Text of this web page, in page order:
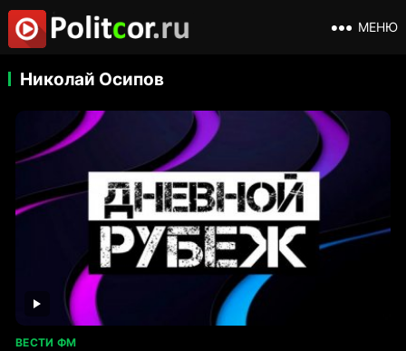
МЕНЮ
Николай Осипов
ВЕСТИ ФМ